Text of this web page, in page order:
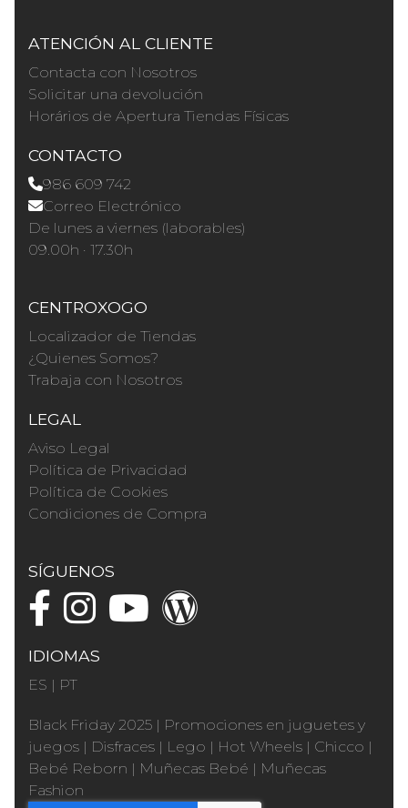
ATENCIÓN AL CLIENTE
Contacta con Nosotros
Solicitar una devolución
Horários de Apertura Tiendas Físicas
CONTACTO
986 609 742
Correo Electrónico
De lunes a viernes (laborables)
09.00h · 17.30h
CENTROXOGO
Localizador de Tiendas
¿Quienes Somos?
Trabaja con Nosotros
LEGAL
Aviso Legal
Política de Privacidad
Política de Cookies
Condiciones de Compra
SÍGUENOS
IDIOMAS
ES | PT
Black Friday 2025 | Promociones en juguetes y
juegos | Disfraces | Lego | Hot Wheels | Chicco |
Bebé Reborn | Muñecas Bebé | Muñecas
Fashion